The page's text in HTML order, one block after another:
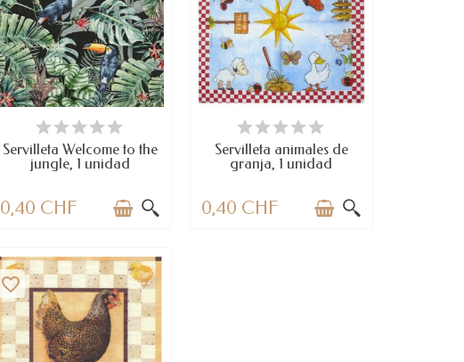
DISPONIBLE
Servilleta Welcome to the
jungle, 1 unidad
0,40 CHF
DISPONIBLE
Servilleta animales de
granja, 1 unidad
0,40 CHF
favorite_border